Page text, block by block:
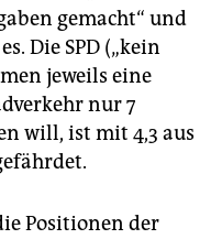
gemacht“ und
Die SPD („kein
jeweils eine
nur 7
will, ist mit 4,3 aus
Positionen der